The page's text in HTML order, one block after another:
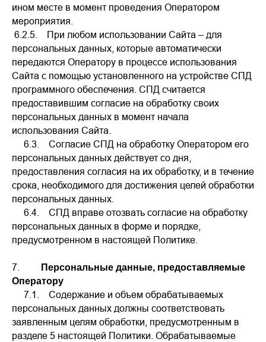
ином месте в момент проведения Оператором
мероприятия.
6.2.5. При любом использовании Сайта – для
персональных данных, которые автоматически
передаются Оператору в процессе использования
Сайта с помощью установленного на устройстве СПД
программного обеспечения. СПД считается
предоставившим согласие на обработку своих
персональных данных в момент начала
использования Сайта.
6.3. Согласие СПД на обработку Оператором его
персональных данных действует со дня,
предоставления согласия на их обработку, и в течение
срока, необходимого для достижения целей обработки
персональных данных.
6.4. СПД вправе отозвать согласие на обработку
персональных данных в форме и порядке,
предусмотренном в настоящей Политике.
7.
Персональные данные, предоставляемые
Оператору
7.1. Содержание и объем обрабатываемых
персональных данных должны соответствовать
заявленным целям обработки, предусмотренным в
разделе 5 настоящей Политики. Обрабатываемые